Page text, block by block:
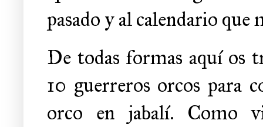
pasado y al calendario que
De todas formas aquí os
10 guerreros orcos para
orco en jabalí. Como